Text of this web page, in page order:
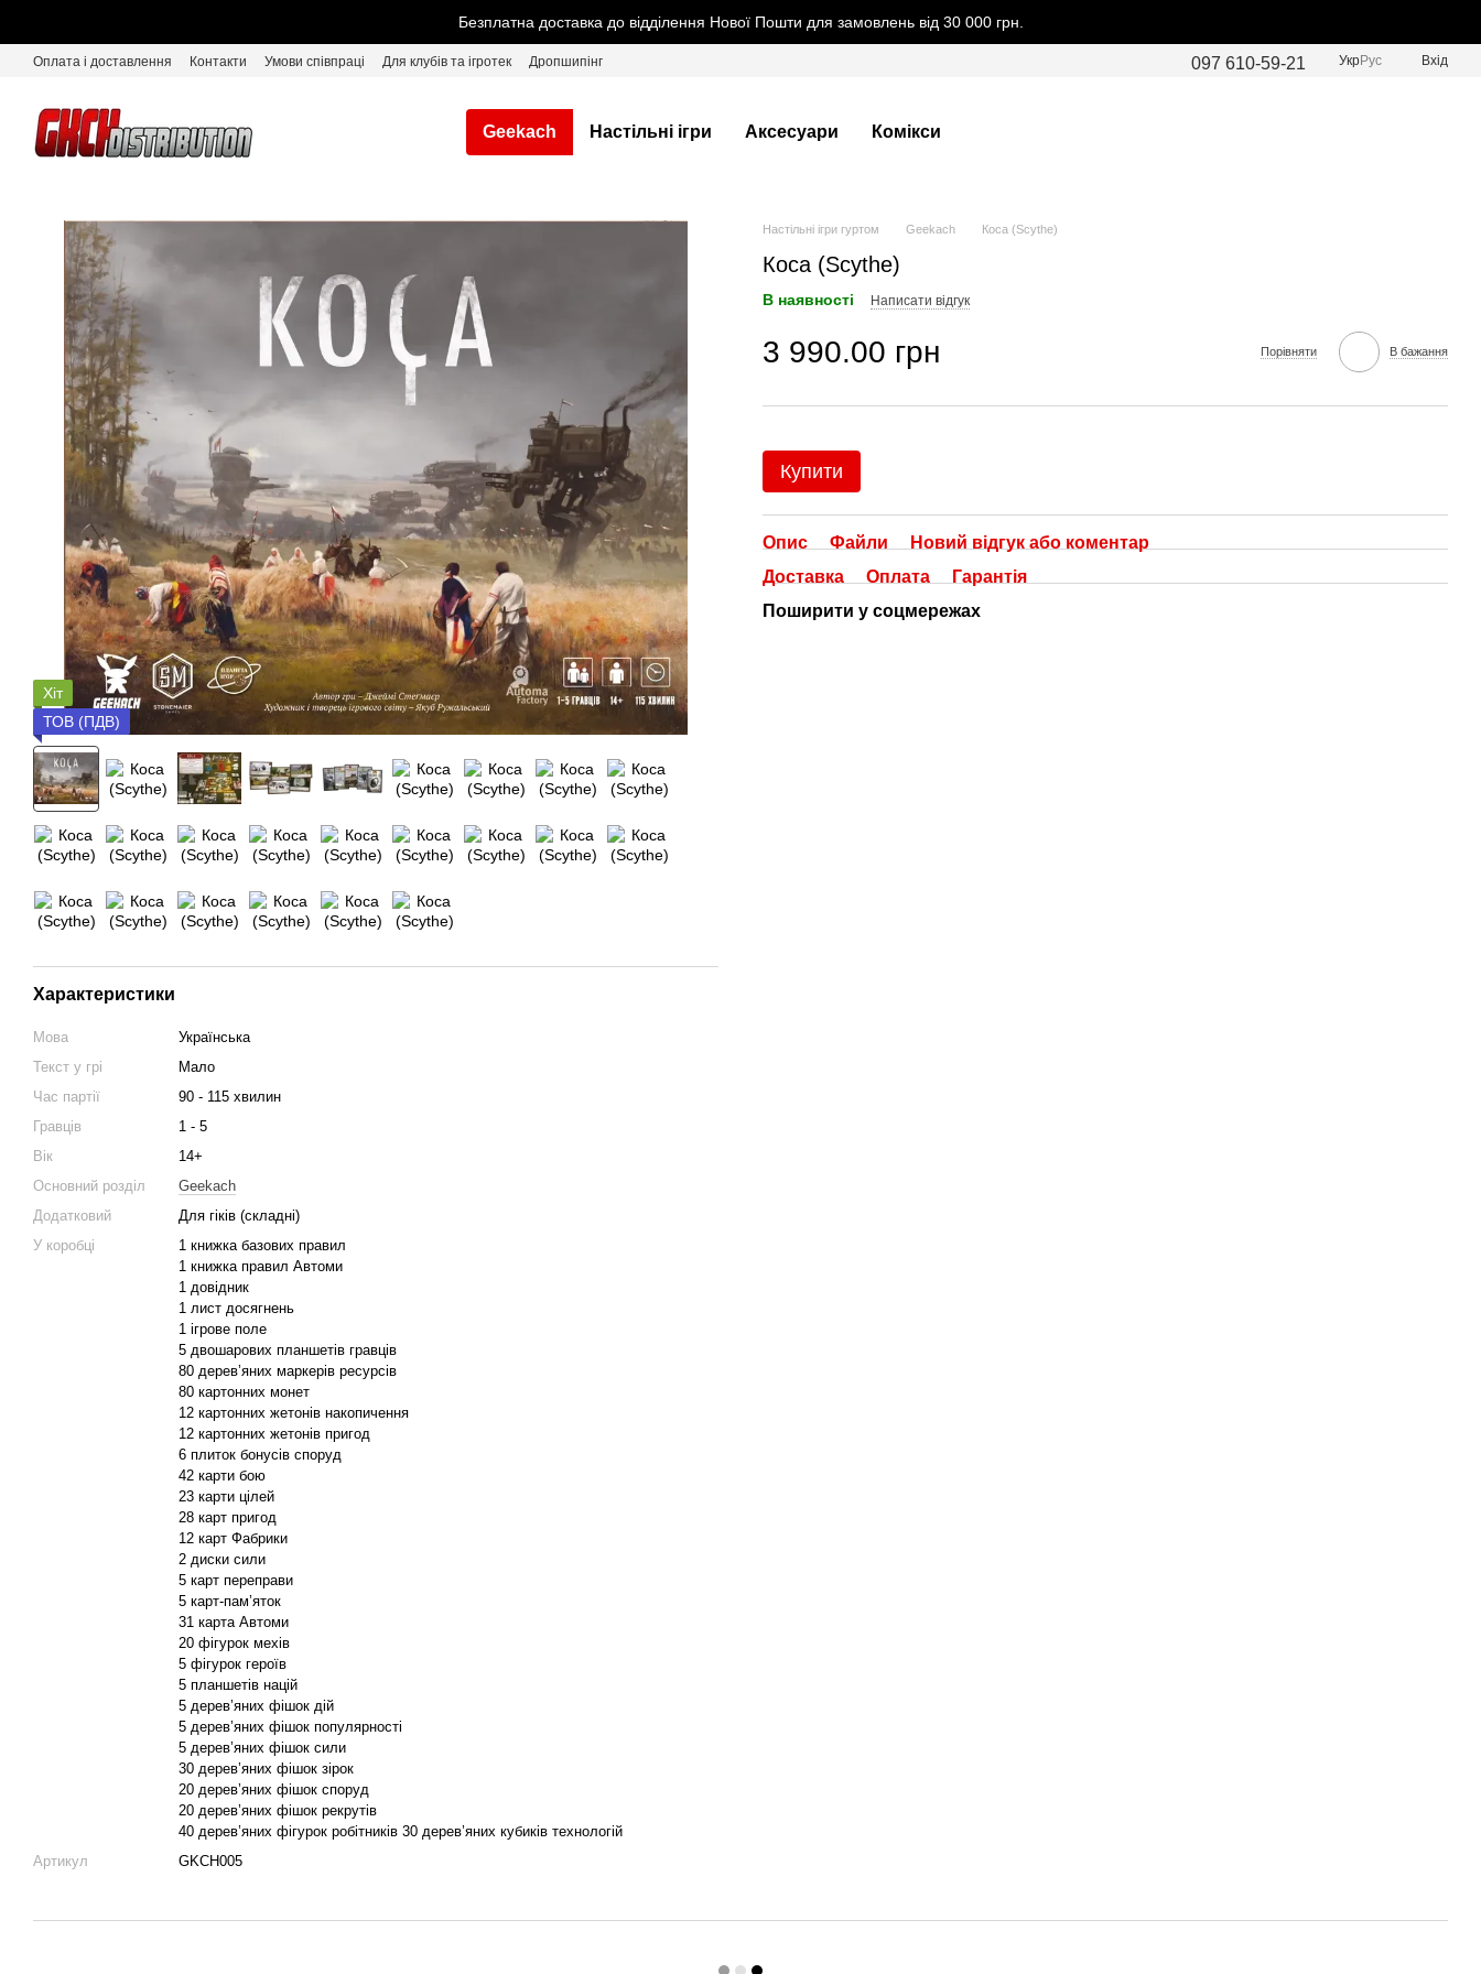
Безплатна доставка до відділення Нової Пошти для замовлень від 30 000 грн.
Оплата і доставлення Контакти Умови співпраці Для клубів та ігротек Дропшипінг 097 610-59-21 УкрРус Вхід
Geekach Настільні ігри Аксесуари Комікси
Хіт
ТОВ (ПДВ)
Характеристики
Мова
Українська
Текст у грі
Мало
Час партії
90 - 115 хвилин
Гравців
1 - 5
Вік
14+
Основний розділ
Geekach
Додатковий
Для гіків (складні)
У коробці
1 книжка базових правил
1 книжка правил Автоми
1 довідник
1 лист досягнень
1 ігрове поле
5 двошарових планшетів гравців
80 дерев’яних маркерів ресурсів
80 картонних монет
12 картонних жетонів накопичення
12 картонних жетонів пригод
6 плиток бонусів споруд
42 карти бою
23 карти цілей
28 карт пригод
12 карт Фабрики
2 диски сили
5 карт переправи
5 карт-пам’яток
31 карта Автоми
20 фігурок мехів
5 фігурок героїв
5 планшетів націй
5 дерев’яних фішок дій
5 дерев’яних фішок популярності
5 дерев’яних фішок сили
30 дерев’яних фішок зірок
20 дерев’яних фішок споруд
20 дерев’яних фішок рекрутів
40 дерев’яних фігурок робітників 30 дерев’яних кубиків технологій
Артикул
GKCH005
Настільні ігри гуртом Geekach Коса (Scythe)
Коса (Scythe)
В наявності Написати відгук
3 990.00 грн Порівняти В бажання
Купити
Опис Файли
Новий відгук або коментар
Доставка
Оплата
Гарантія
Поширити у соцмережах